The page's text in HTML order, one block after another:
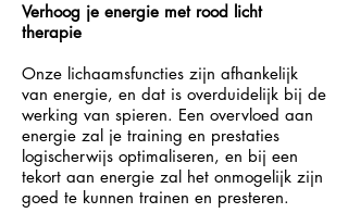
Verhoog je energie met rood licht
therapie
Onze lichaamsfuncties zijn afhankelijk
van energie, en dat is overduidelijk bij de
werking van spieren. Een overvloed aan
energie zal je training en prestaties
logischerwijs optimaliseren, en bij een
tekort aan energie zal het onmogelijk zijn
goed te kunnen trainen en presteren.